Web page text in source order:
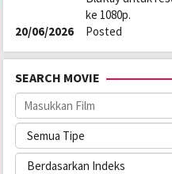
ke 1080p.
20/06/2026
Posted
SEARCH MOVIE